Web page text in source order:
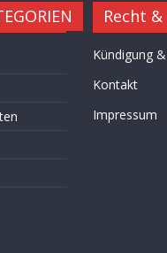
Recht
Kündigung
Kontakt
Impressum